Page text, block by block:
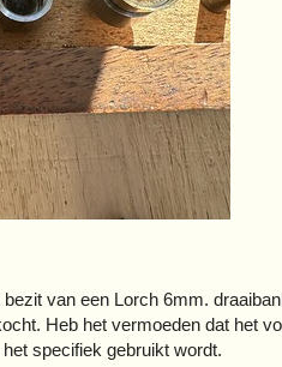
van een Lorch 6mm.
Heb het vermoeden dat het
specifiek gebruikt wordt.